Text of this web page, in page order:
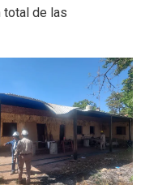
total de las